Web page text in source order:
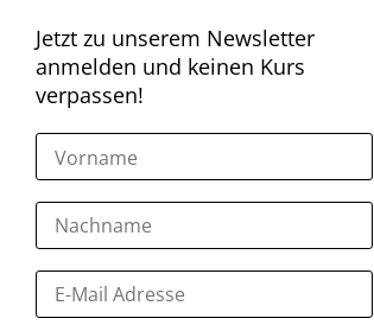
Jetzt zu unserem Newsletter
anmelden und keinen Kurs
verpassen!